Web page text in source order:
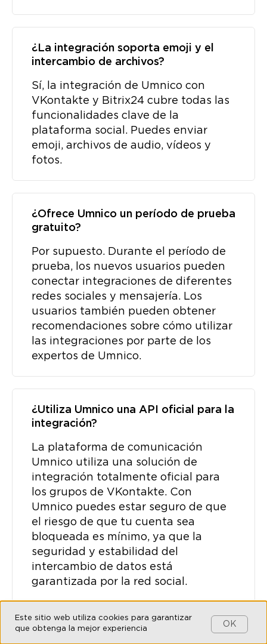
¿La integración soporta emoji y el
intercambio de archivos?
Sí, la integración de Umnico con
VKontakte y Bitrix24 cubre todas las
funcionalidades clave de la
plataforma social. Puedes enviar
emoji, archivos de audio, vídeos y
fotos.
¿Ofrece Umnico un período de prueba
gratuito?
Por supuesto. Durante el período de
prueba, los nuevos usuarios pueden
conectar integraciones de diferentes
redes sociales y mensajería. Los
usuarios también pueden obtener
recomendaciones sobre cómo utilizar
las integraciones por parte de los
expertos de Umnico.
¿Utiliza Umnico una API oficial para la
integración?
La plataforma de comunicación
Umnico utiliza una solución de
integración totalmente oficial para
los grupos de VKontakte. Con
Umnico puedes estar seguro de que
el riesgo de que tu cuenta sea
bloqueada es mínimo, ya que la
seguridad y estabilidad del
intercambio de datos está
garantizada por la red social.
¿Puedo responder a los comentarios
Este sitio web utiliza cookies para garantizar
que obtenga la mejor experiencia
OK